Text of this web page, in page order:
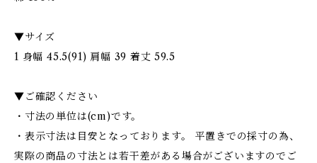
▼サイズ
1 身幅 45.5(91) 肩幅 39 着丈 59.5
▼ご確認ください
・寸法の単位は(cm)です。
・表示寸法は目安となっております。 平置きでの採寸の為、
実際の商品の寸法とは若干差がある場合がございますのでご